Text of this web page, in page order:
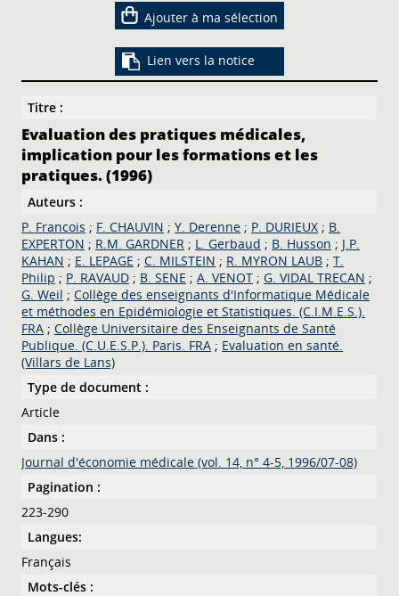
Ajouter à ma sélection
Lien vers la notice
Titre :
Evaluation des pratiques médicales,
implication pour les formations et les
pratiques. (1996)
Auteurs :
P. Francois ; F. CHAUVIN ;Y. Derenne ; P. DURIEUX ; B.
EXPERTON ; R.M. GARDNER ; L. Gerbaud ; B. Husson ; J.P.
KAHAN ; E. LEPAGE ;C. MILSTEIN ; R. MYRON LAUB ;T.
Philip ; P. RAVAUD ; B. SENE ;A. VENOT ;G. VIDAL TRECAN ;
G. Weil ;Collège des enseignants d'Informatique Médicale
et méthodes en Epidémiologie et Statistiques. (C.I.M.E.S.).
FRA ;Collège Universitaire des Enseignants de Santé
Publique. (C.U.E.S.P.). Paris. FRA ; Evaluation en santé.
(Villars de Lans)
Type de document :
Article
Dans :
Journal d'économie médicale (vol. 14, n° 4-5, 1996/07-08)
Pagination :
223-290
Langues:
Français
Mots-clés :